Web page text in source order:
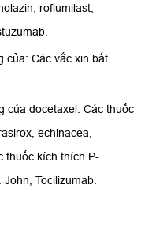
roflumilast,
của: Các vắc xin bất
của docetaxel: Các thuốc
echinacea,
thuốc kích thích P-
Tocilizumab.